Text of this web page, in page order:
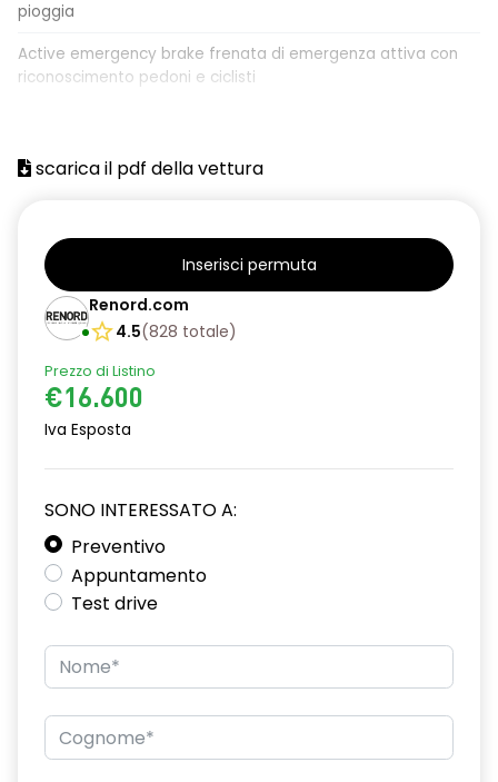
pioggia
Active emergency brake frenata di emergenza attiva con
riconoscimento pedoni e ciclisti
Airbag laterali a tendina anteriori e posteriori
Alzacristalli elettrici posteriori
Bracciolo anteriore con vano portaoggetti
Cerchi da 16”
Chiave pieghevole a 3 pulsanti
Design cerchi flexwheel ATARA
Distance warning avviso distanza di sicurezza
Driver display con schermo TFT da 3,5''
Emergency call soggetto alla disponibilità di rete
compatibile 2G/3G o 4G/5G in base al veicolo
Firma luminosa pixelata con fari full LED
scarica il pdf della vettura
Inserisci permuta
Renord.com
4.5(828 totale)
Prezzo di Listino
€16.600
Iva Esposta
SONO INTERESSATO A:
Preventivo
Appuntamento
Test drive